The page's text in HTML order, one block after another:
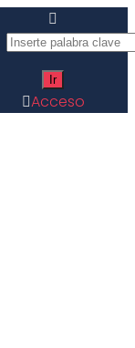
Acceso